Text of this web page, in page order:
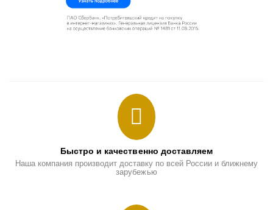
Быстро и качественно доставляем
Наша компания производит доставку по всей России и ближнему
зарубежью